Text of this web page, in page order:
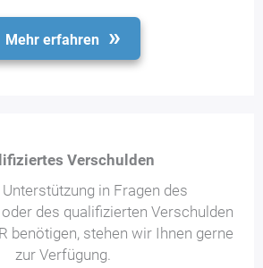
Mehr erfahren
Verschulden
in Fragen des
des qualifizierten Verschulden
benötigen, stehen wir Ihnen gerne
zur Verfügung.